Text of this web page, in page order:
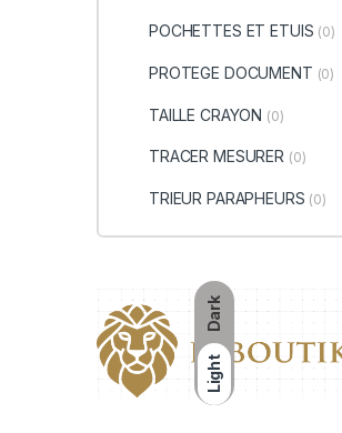
Dark
Light
POCHETTES ET ETUIS (0)
PROTEGE DOCUMENT (0)
TAILLE CRAYON (0)
TRACER MESURER (0)
TRIEUR PARAPHEURS (0)